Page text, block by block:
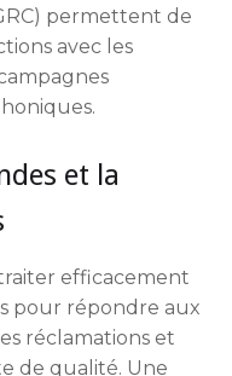
permettent de
avec les
et la
efficacement
pour répondre aux
réclamations et
de qualité. Une